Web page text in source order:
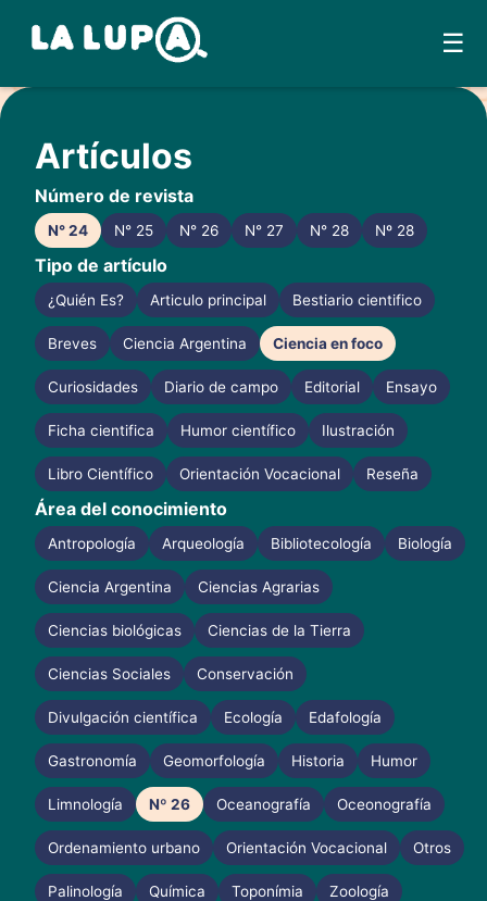
Skip
to
content
☰
Artículos
Número de revista
N° 24 N° 25 N° 26 N° 27 N° 28 Nº 28
Tipo de artículo
¿Quién Es? Articulo principal Bestiario cientifico
Breves Ciencia Argentina Ciencia en foco
Curiosidades Diario de campo Editorial Ensayo
Ficha cientifica Humor científico Ilustración
Libro Científico Orientación Vocacional Reseña
Área del conocimiento
Antropología Arqueología Bibliotecología Biología
Ciencia Argentina Ciencias Agrarias
Ciencias biológicas Ciencias de la Tierra
Ciencias Sociales Conservación
Divulgación científica Ecología Edafología
Gastronomía Geomorfología Historia Humor
Limnología Nº 26 Oceanografía Oceonografía
Ordenamiento urbano Orientación Vocacional Otros
Palinología Química Toponímia Zoología